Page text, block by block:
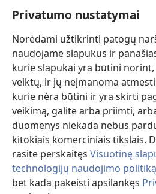
Privatumo nustatymai
Norėdami užtikrinti patogų
naudojame slapukus ir
kurie slapukai yra būtini
veiktų, ir jų neįmanoma
kurie nėra būtini ir yra skirti
veikimą, galite arba priimti,
duomenys niekada nebus
kitokiais komerciniais tikslais.
rasite perskaitęs Visuotinę
technologijų naudojimo politiką
bet kada pakeisti apsilankęs
netinkamos arba nepriimtinos.
į gydytoją arba kitą kvalifikuotą sveikatos
kad sergate, apsilankykite pas gydytoją.
Šios svetainės naudojimą reglamentuoja jos
Pasirinkite režimą
Copyright© 2026 Watch Tower Bible and